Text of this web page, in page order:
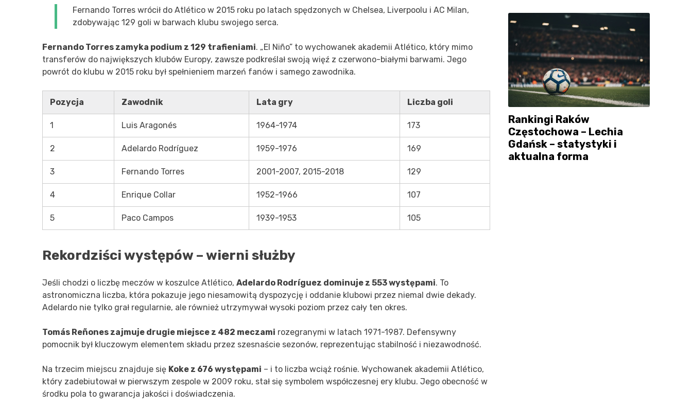
Fernando Torres wrócił do Atlético w 2015 roku po latach spędzonych w Chelsea, Liverpoolu i AC Milan,
zdobywając 129 goli w barwach klubu swojego serca.
Fernando Torres zamyka podium z 129 trafieniami. „El Niño” to wychowanek akademii Atlético, który mimo
transferów do największych klubów Europy, zawsze podkreślał swoją więź z czerwono-białymi barwami. Jego
powrót do klubu w 2015 roku był spełnieniem marzeń fanów i samego zawodnika.
Pozycja Zawodnik Lata gry Liczba goli
1 Luis Aragonés 1964-1974 173
2 Adelardo Rodríguez 1959-1976 169
3 Fernando Torres 2001-2007, 2015-2018 129
4 Enrique Collar 1952-1966 107
5 Paco Campos 1939-1953 105
Rekordziści występów – wierni służby
Jeśli chodzi o liczbę meczów w koszulce Atlético, Adelardo Rodríguez dominuje z 553 występami. To
astronomiczna liczba, która pokazuje jego niesamowitą dyspozycję i oddanie klubowi przez niemal dwie dekady.
Adelardo nie tylko grał regularnie, ale również utrzymywał wysoki poziom przez cały ten okres.
Tomás Reñones zajmuje drugie miejsce z 482 meczami rozegranymi w latach 1971-1987. Defensywny
pomocnik był kluczowym elementem składu przez szesnaście sezonów, reprezentując stabilność i niezawodność.
Na trzecim miejscu znajduje się Koke z 676 występami – i to liczba wciąż rośnie. Wychowanek akademii Atlético,
który zadebiutował w pierwszym zespole w 2009 roku, stał się symbolem współczesnej ery klubu. Jego obecność w
środku pola to gwarancja jakości i doświadczenia.
Rankingi Raków
Częstochowa – Lechia
Gdańsk – statystyki i
aktualna forma